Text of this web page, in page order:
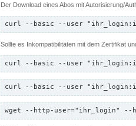
Der Download eines Abos mit Autorisierung/
curl --basic --user
Sollte es Inkompatibilitäten mit dem Zertifikat
curl --basic --user
curl --basic --user
wget --http-user="ihr_login" --